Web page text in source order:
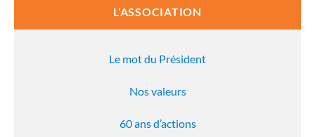
L’ASSOCIATION
Le mot du Président
Nos valeurs
60 ans d’actions